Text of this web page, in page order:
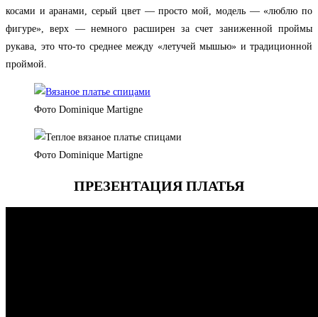
косами и аранами, серый цвет — просто мой, модель — «люблю по
фигуре», верх — немного расширен за счет заниженной проймы
рукава, это что-то среднее между «летучей мышью» и традиционной
проймой.
Фото Dominique Martigne
Фото Dominique Martigne
ПРЕЗЕНТАЦИЯ ПЛАТЬЯ